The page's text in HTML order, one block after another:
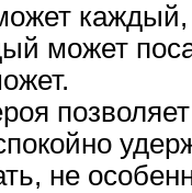
может
не